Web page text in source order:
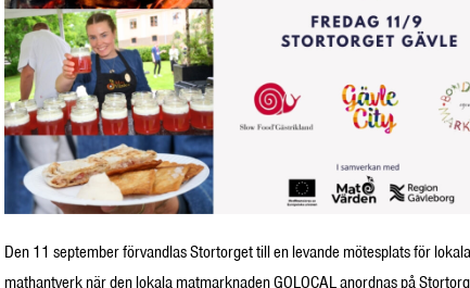
Den 11 september förvandlas Stortorget till en levande mötesplats för
mathantverk när den lokala matmarknaden GOLOCAL anordnas på